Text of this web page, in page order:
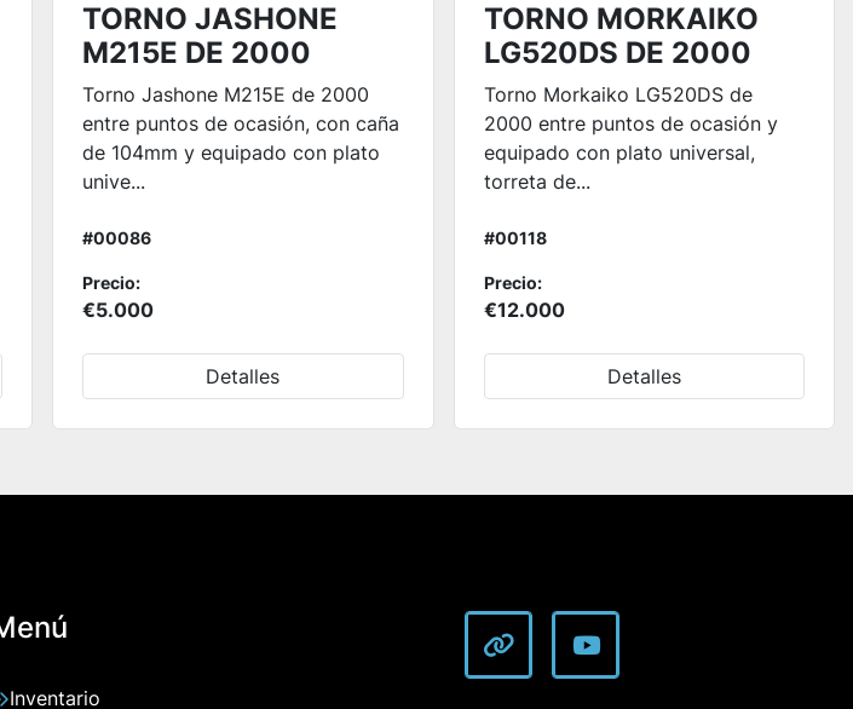
TORNO JASHONE
M215E DE 2000
Torno Jashone M215E de 2000
entre puntos de ocasión, con caña
de 104mm y equipado con plato
unive...
#00086
Precio:
€5.000
Detalles
TORNO MORKAIKO
LG520DS DE 2000
Torno Morkaiko LG520DS de
2000 entre puntos de ocasión y
equipado con plato universal,
torreta de...
#00118
Precio:
€12.000
Detalles
Inventario
other youtube